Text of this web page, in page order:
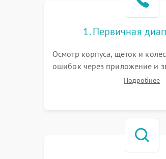
1. Первичная
Осмотр корпуса, щеток и
ошибок через приложение и
Замер емкости аккумулятора и
Подробнее